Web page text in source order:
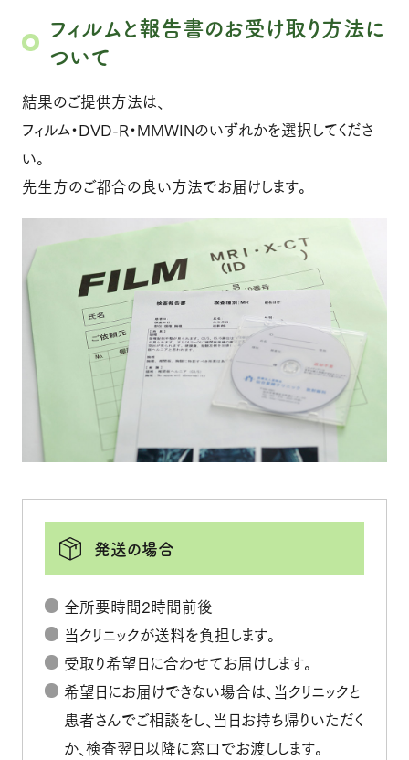
フィルムと報告書のお受け取り方法に
ついて
結果のご提供方法は、
フィルム・DVD-R・MMWINのいずれかを選択してくださ
い。
先生方のご都合の良い方法でお届けします。
発送の場合
全所要時間2時間前後
当クリニックが送料を負担します。
受取り希望日に合わせてお届けします。
希望日にお届けできない場合は、当クリニックと
患者さんでご相談をし、当日お持ち帰りいただく
か、検査翌日以降に窓口でお渡しします。